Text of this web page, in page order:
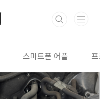
스마트폰 어플